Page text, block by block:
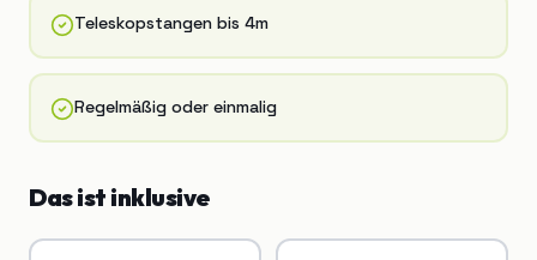
Teleskopstangen bis 4m
Regelmäßig oder einmalig
Das ist inklusive